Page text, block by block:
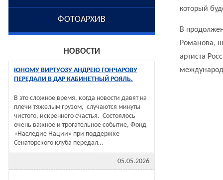
ФОТОАРХИВ
НОВОСТИ
ЮНОМУ ВИРТУОЗУ АНДРЕЮ ГОНЧАРОВУ
ПЕРЕДАЛИ В ДАР КАБИНЕТНЫЙ РОЯЛЬ.
В это сложное время, когда новости давят на
плечи тяжелым грузом, случаются минуты
чистого, искреннего счастья. Состоялось
очень важное и трогательное событие, Фонд
«Наследие Нации» при поддержке
Сенаторского клуба передал…
05.05.2026
который
В
Романова,
артиста